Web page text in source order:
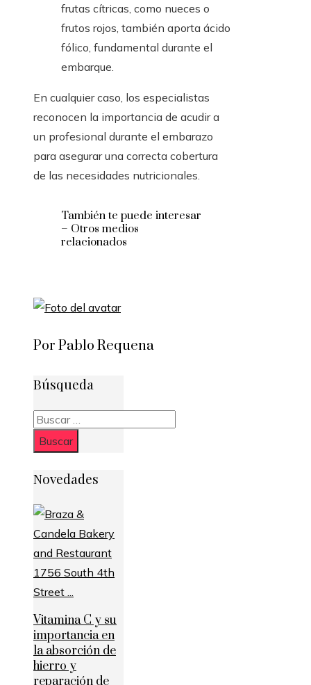
frutas cítricas, como nueces o
frutos rojos, también aporta ácido
fólico, fundamental durante el
embarque.
En cualquier caso, los especialistas
reconocen la importancia de acudir a
un profesional durante el embarazo
para asegurar una correcta cobertura
de las necesidades nutricionales.
También te puede interesar
– Otros medios
relacionados
Por Pablo Requena
Búsqueda
Buscar:
Novedades
Vitamina C y su
importancia en
la absorción de
hierro y
reparación de